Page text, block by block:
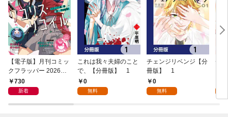
【電子版】月刊コミッ
クフラッパー 2026年9
月号730
新着
これは我々夫婦のこと
で、【分冊版】 1
0
無料
チェンジリベンジ【分
冊版】 1
0
無料
チ